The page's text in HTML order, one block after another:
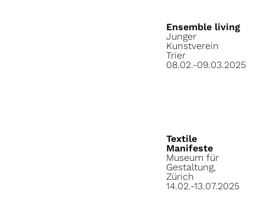
Ensemble living
Junger
Kunstverein
Trier
08.02.-09.03.2025
Textile
Manifeste
Museum für
Gestaltung,
Zürich
14.02.-13.07.2025